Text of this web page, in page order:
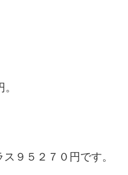
９５２７０円です。